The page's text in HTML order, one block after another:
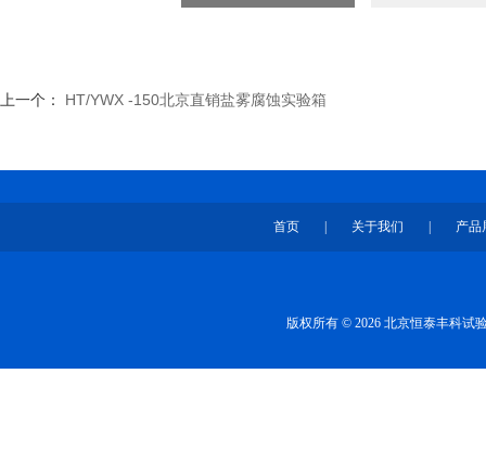
上一个： HT/YWX -150北京直销盐雾腐蚀实验箱
首页 关于我们 产品
版权所有 © 2026 北京恒泰丰科试